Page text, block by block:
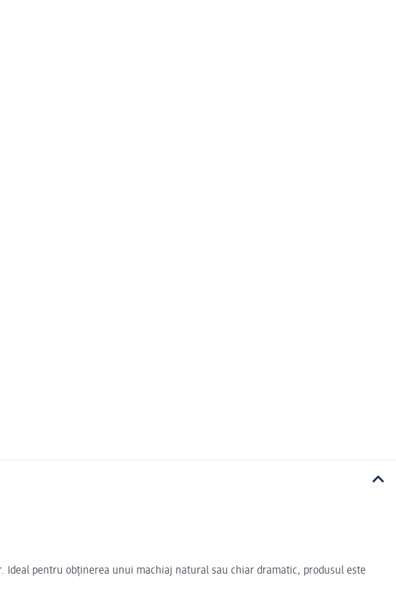
Ideal pentru obținerea unui machiaj natural sau chiar dramatic, produsul este